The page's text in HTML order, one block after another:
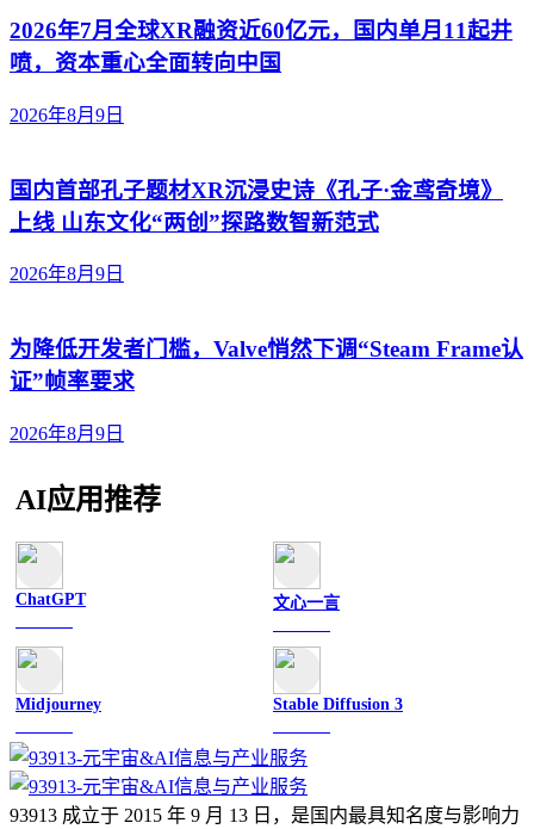
2026年7月全球XR融资近60亿元，国内单月11起井
喷，资本重心全面转向中国
2026年8月9日
国内首部孔子题材XR沉浸史诗《孔子·金鸢奇境》
上线 山东文化“两创”探路数智新范式
2026年8月9日
为降低开发者门槛，Valve悄然下调“Steam Frame认
证”帧率要求
2026年8月9日
AI应用推荐
ChatGPT 文心一言
Midjourney Stable Diffusion 3
93913 成立于 2015 年 9 月 13 日，是国内最具知名度与影响力